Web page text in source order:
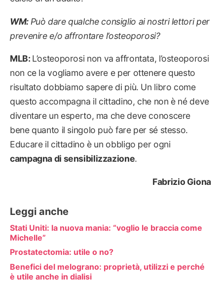
WM: Può dare qualche consiglio ai nostri lettori per
prevenire e/o affrontare l’osteoporosi?
MLB: L’osteoporosi non va affrontata, l’osteoporosi
non ce la vogliamo avere e per ottenere questo
risultato dobbiamo sapere di più. Un libro come
questo accompagna il cittadino, che non è né deve
diventare un esperto, ma che deve conoscere
bene quanto il singolo può fare per sé stesso.
Educare il cittadino è un obbligo per ogni
campagna di sensibilizzazione.
Fabrizio Giona
Leggi anche
Stati Uniti: la nuova mania: “voglio le braccia come
Michelle”
Prostatectomia: utile o no?
Benefici del melograno: proprietà, utilizzi e perché
è utile anche in dialisi